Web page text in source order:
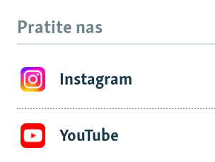
Pratite nas
Instagram
YouTube